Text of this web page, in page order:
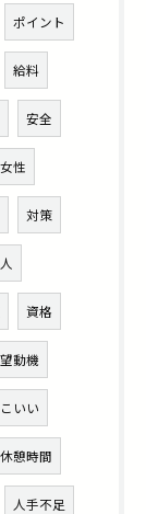
ポイント
給料
安全
女性
対策
資格
動機
いい
休憩時間
人手不足